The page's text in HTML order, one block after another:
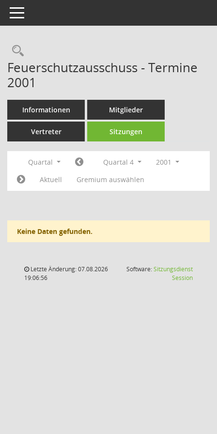
Toggle navigation
Rechercheauswahl
Feuerschutzausschuss - Termine
2001
Informationen Mitglieder
Vertreter Sitzungen
Quartal Quartal 4
2001
Aktuell
Gremium auswählen
Keine Daten gefunden.
Letzte Änderung: 07.08.2026
19:06:56
Software:Sitzungsdienst
Session(Wird in